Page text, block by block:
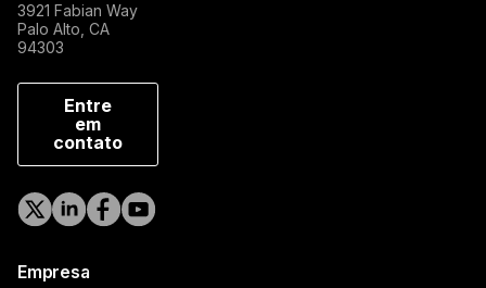
3921 Fabian Way
Palo Alto, CA
94303
Entre
em
contato
Empresa